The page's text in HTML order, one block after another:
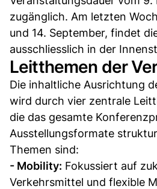
zugänglich. Am letzten
und 14. September, findet
ausschliesslich in der
Leitthemen der
Die inhaltliche Ausrichtung
wird durch vier zentrale
die das gesamte
Ausstellungsformate
Themen sind:
- Mobility: Fokussiert auf
Verkehrsmittel und flexible